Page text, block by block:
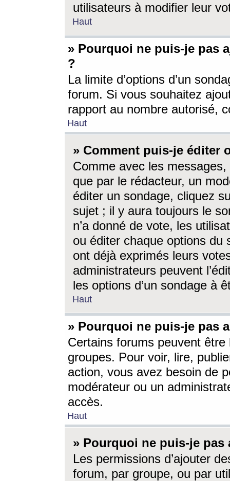
utilisateurs à modifier leur
Haut
» Pourquoi ne puis-je pas
?
La limite d’options d’un
forum. Si vous souhaitez
rapport au nombre autorisé,
Haut
» Comment puis-je éditer
Comme avec les
que par le rédacteur, un
éditer un sondage, cliquez
sujet ; il y aura toujours le
n’a donné de vote, les
ou éditer chaque options du
ont déjà exprimés leurs
administrateurs peuvent
les options d’un sondage à
Haut
» Pourquoi ne puis-je pas
Certains forums peuvent être
groupes. Pour voir, lire,
action, vous avez besoin de
modérateur ou un
accès.
Haut
» Pourquoi ne puis-je
Les permissions d’ajouter
forum, par groupe, ou par